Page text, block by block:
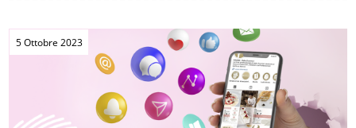
5 Ottobre 2023